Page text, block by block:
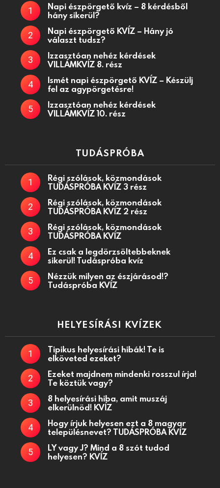
Napi észpörgető kvíz – 8 kérdésből
hány sikerül?
Napi észpörgető KVÍZ – Hány jó
választ tudsz?
Izzasztóan nehéz kérdések
VILLÁMKVÍZ 8. rész
Ismét napi észpörgető KVÍZ – Készülj
fel az agypörgetésre!
Izzasztóan nehéz kérdések
VILLÁMKVÍZ 10. rész
TUDÁSPRÓBA
Régi szólások, közmondások
TUDÁSPRÓBA KVÍZ 3 rész
Régi szólások, közmondások
TUDÁSPRÓBA KVÍZ 2 rész
Régi szólások, közmondások
TUDÁSPRÓBA KVÍZ
Ez csak a legdörzsöltebbeknek
sikerül! Tudáspróba kvíz
Nézzük milyen az észjárásod!?
Tudáspróba KVÍZ
HELYESÍRÁSI KVÍZEK
Tipikus helyesírási hibák! Te is
elköveted ezeket?
Ezeket majdnem mindenki rosszul írja!
Te köztük vagy?
8 helyesírási hiba, amit muszáj
elkerülnöd! KVÍZ
Hogy írjuk helyesen ezt a 8 magyar
településnevet? TUDÁSPRÓBA KVÍZ
LY vagy J? Mind a 8 szót tudod
helyesen? KVÍZ